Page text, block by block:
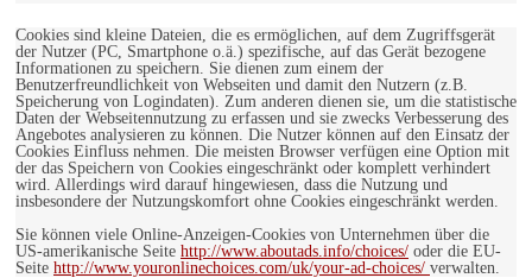
Cookies sind kleine Dateien, die es ermöglichen, auf dem Zugriffsgerät
der Nutzer (PC, Smartphone o.ä.) spezifische, auf das Gerät bezogene
Informationen zu speichern. Sie dienen zum einem der
Benutzerfreundlichkeit von Webseiten und damit den Nutzern (z.B.
Speicherung von Logindaten). Zum anderen dienen sie, um die statistische
Daten der Webseitennutzung zu erfassen und sie zwecks Verbesserung des
Angebotes analysieren zu können. Die Nutzer können auf den Einsatz der
Cookies Einfluss nehmen. Die meisten Browser verfügen eine Option mit
der das Speichern von Cookies eingeschränkt oder komplett verhindert
wird. Allerdings wird darauf hingewiesen, dass die Nutzung und
insbesondere der Nutzungskomfort ohne Cookies eingeschränkt werden.
Sie können viele Online-Anzeigen-Cookies von Unternehmen über die
US-amerikanische Seite http://www.aboutads.info/choices/ oder die EU-
Seite http://www.youronlinechoices.com/uk/your-ad-choices/ verwalten.